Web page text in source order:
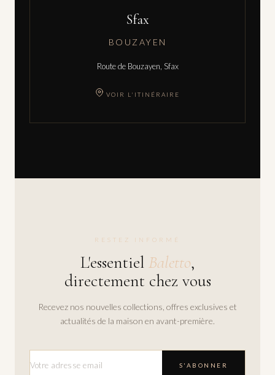
Sfax
BOUZAYEN
Route de Bouzayen, Sfax
VOIR L'ITINÉRAIRE
RESTEZ INFORMÉ
L'essentiel Baletto,
directement chez vous
Recevez nos nouvelles collections, offres exclusives et
actualités de la maison en avant-première.
S'ABONNER